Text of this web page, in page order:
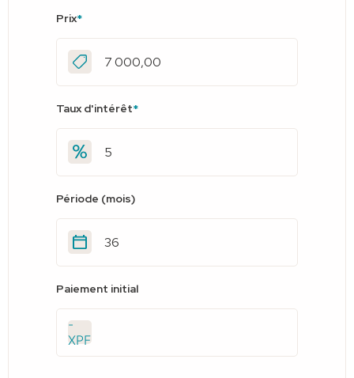
Prix*
Taux d'intérêt*
Période (mois)
Paiement initial
-
XPF